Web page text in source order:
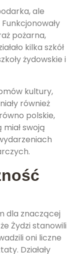
ale
pożarna,
kilka szkół
żydowskie i
kultury,
również
polskie,
swoją
dla znaczącej
Żydzi stanowili
oni liczne
Działały